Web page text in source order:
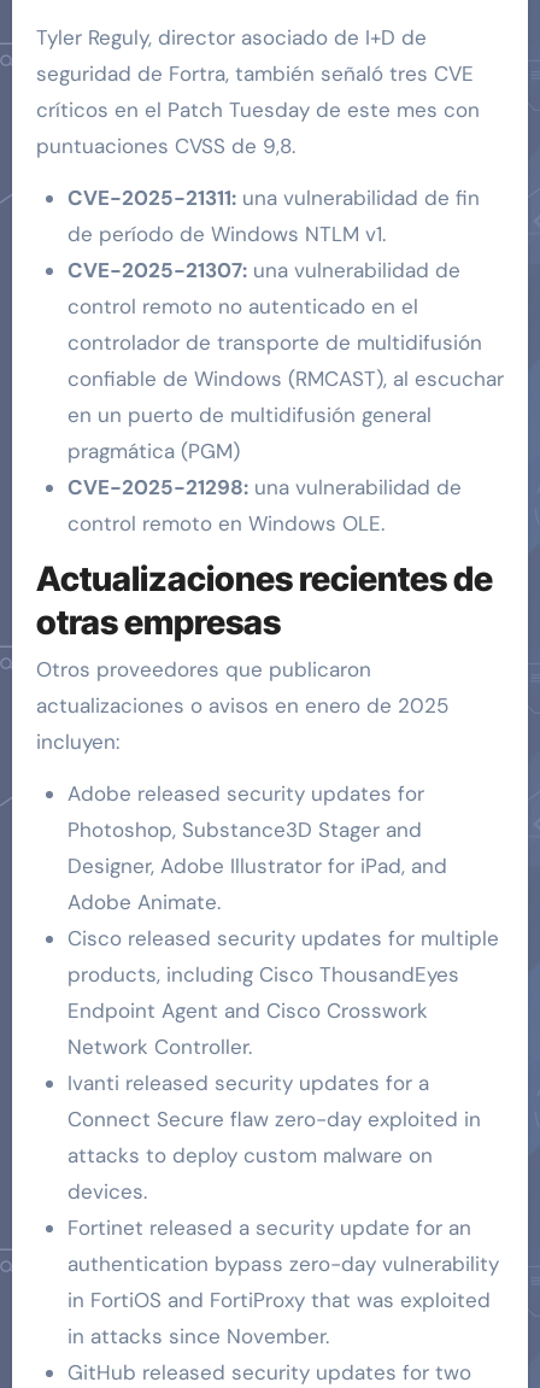
Tyler Reguly, director asociado de I+D de
seguridad de Fortra, también señaló tres CVE
críticos en el Patch Tuesday de este mes con
puntuaciones CVSS de 9,8.
CVE-2025-21311:una vulnerabilidad de fin
de período de Windows NTLM v1.
CVE-2025-21307:una vulnerabilidad de
control remoto no autenticado en el
controlador de transporte de multidifusión
confiable de Windows (RMCAST), al escuchar
en un puerto de multidifusión general
pragmática (PGM)
CVE-2025-21298:una vulnerabilidad de
control remoto en Windows OLE.
Actualizaciones recientes de
otras empresas
Otros proveedores que publicaron
actualizaciones o avisos en enero de 2025
incluyen:
Adobe released security updates for
Photoshop, Substance3D Stager and
Designer, Adobe Illustrator for iPad, and
Adobe Animate.
Cisco released security updates for multiple
products, including Cisco ThousandEyes
Endpoint Agent and Cisco Crosswork
Network Controller.
Ivanti released security updates for a
Connect Secure flaw zero-day exploited in
attacks to deploy custom malware on
devices.
Fortinet released a security update for an
authentication bypass zero-day vulnerability
in FortiOS and FortiProxy that was exploited
in attacks since November.
GitHub released security updates for two